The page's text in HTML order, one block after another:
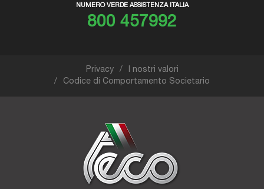
NUMERO VERDE ASSISTENZA ITALIA
800 457992
Privacy
I nostri valori
Codice di Comportamento Societario